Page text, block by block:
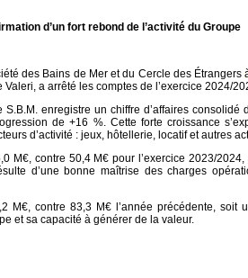
d’un fort rebond de l’activité du Groupe
des Bains de Mer et du Cercle des Étrangers
a arrêté les comptes de l’exercice 2024/
S.B.M. enregistre un chiffre d’affaires consolidé
de +16 %. Cette forte croissance
d’activité : jeux, hôtellerie, locatif et autres
M€, contre 50,4 M€ pour l’exercice 2023/
d’une bonne maîtrise des charges
M€, contre 83,3 M€ l’année précédente, soit
et sa capacité à générer de la valeur.